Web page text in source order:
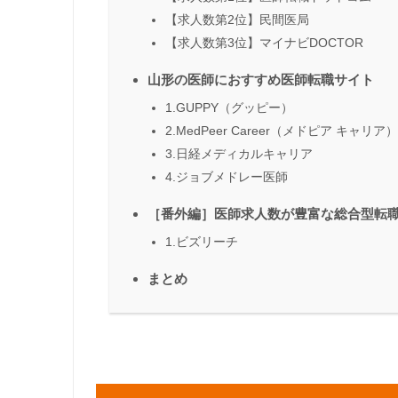
【求人数第2位】民間医局
【求人数第3位】マイナビDOCTOR
山形の医師におすすめ医師転職サイト
1.GUPPY（グッピー）
2.MedPeer Career（メドピア キャリア）
3.日経メディカルキャリア
4.ジョブメドレー医師
［番外編］医師求人数が豊富な総合型転
1.ビズリーチ
まとめ